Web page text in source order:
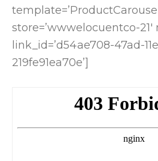
store=’wwwelocuentco-21′
link_id=’d54ae708-47ad-
219fe91ea70e’]